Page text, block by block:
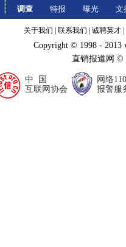
调查 特报 曝光 文
关于我们 联系我们 诚聘英才
Copyright © 1998 - 2013
直销报道网
中 国
互联网协会
网络110
报警服